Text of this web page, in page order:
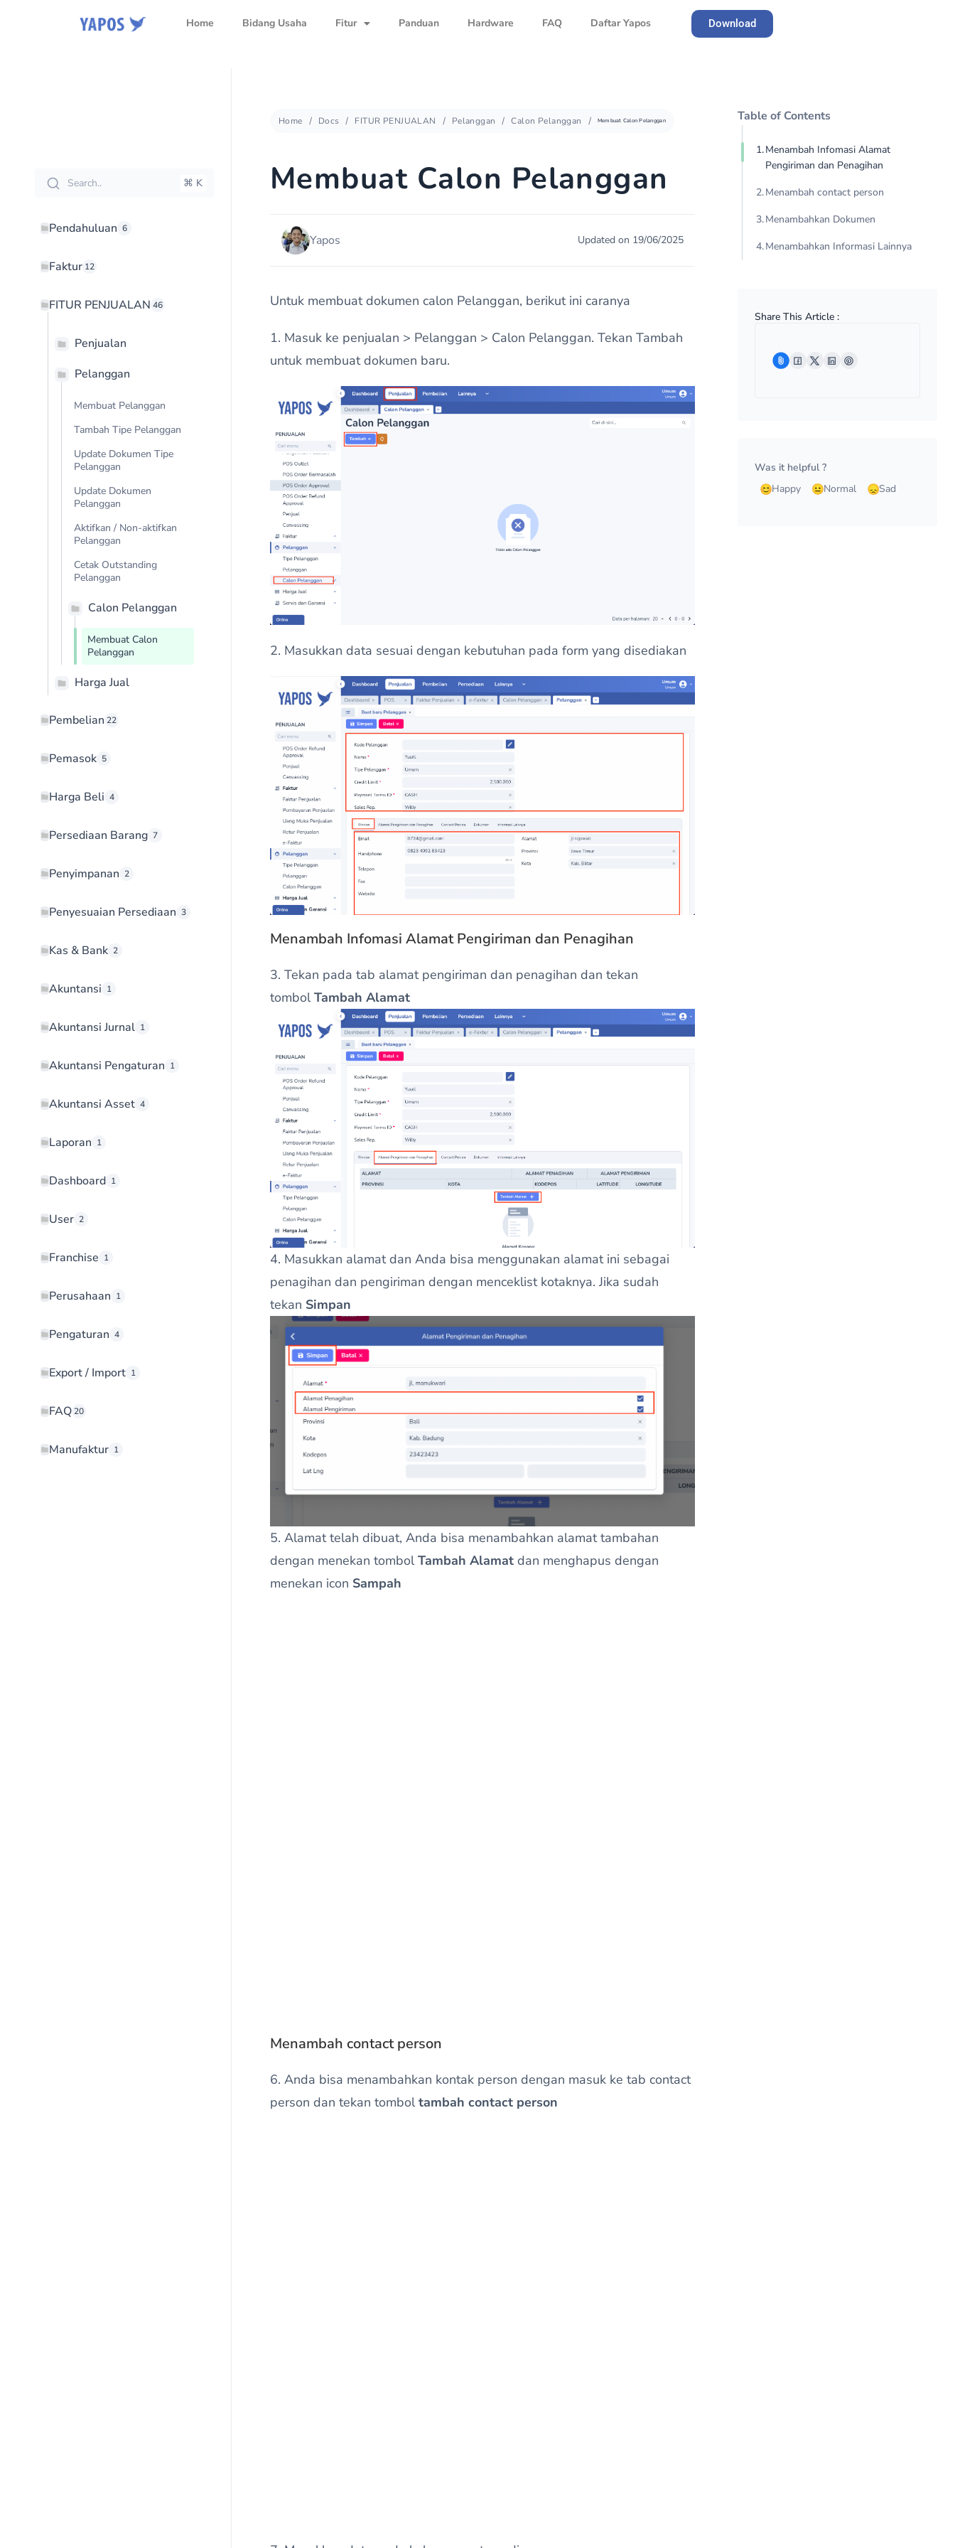
Home Bidang Usaha Fitur Panduan Hardware FAQ Daftar Yapos Download
Search.. ⌘ K
Pendahuluan 6
Faktur 12
FITUR PENJUALAN 46
Penjualan
Pelanggan
Membuat Pelanggan
Tambah Tipe Pelanggan
Update Dokumen Tipe
Pelanggan
Update Dokumen
Pelanggan
Aktifkan / Non-aktifkan
Pelanggan
Cetak Outstanding
Pelanggan
Calon Pelanggan
Membuat Calon
Pelanggan
Harga Jual
Pembelian 22
Pemasok 5
Harga Beli 4
Persediaan Barang 7
Penyimpanan 2
Penyesuaian Persediaan 3
Kas & Bank 2
Akuntansi 1
Akuntansi Jurnal 1
Akuntansi Pengaturan 1
Akuntansi Asset 4
Laporan 1
Dashboard 1
User 2
Franchise 1
Perusahaan 1
Pengaturan 4
Export / Import 1
FAQ 20
Manufaktur 1
Home Docs FITUR PENJUALAN Pelanggan Calon Pelanggan Membuat Calon Pelanggan
Membuat Calon Pelanggan
Yapos Updated on 19/06/2025
Untuk membuat dokumen calon Pelanggan, berikut ini caranya
1. Masuk ke penjualan > Pelanggan > Calon Pelanggan. Tekan Tambah
untuk membuat dokumen baru.
2. Masukkan data sesuai dengan kebutuhan pada form yang disediakan
Menambah Infomasi Alamat Pengiriman dan Penagihan
3. Tekan pada tab alamat pengiriman dan penagihan dan tekan
tombolTambah Alamat
4. Masukkan alamat dan Anda bisa menggunakan alamat ini sebagai
penagihan dan pengiriman dengan menceklist kotaknya. Jika sudah
tekan Simpan
5. Alamat telah dibuat, Anda bisa menambahkan alamat tambahan
dengan menekan tombolTambah Alamatdan menghapus dengan
menekan icon Sampah
Menambah contact person
6. Anda bisa menambahkan kontak person dengan masuk ke tab contact
person dan tekan tomboltambah contact person
Table of Contents
Menambah Infomasi Alamat
Pengiriman dan Penagihan
Menambah contact person
Menambahkan Dokumen
Menambahkan Informasi Lainnya
Share This Article :
Was it helpful ?
Happy
Normal Sad